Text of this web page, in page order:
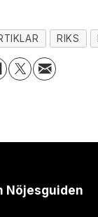
RIKS
Nöjesguiden